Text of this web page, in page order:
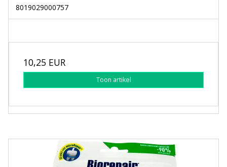
8019029000757
10,25 EUR
Toon artikel